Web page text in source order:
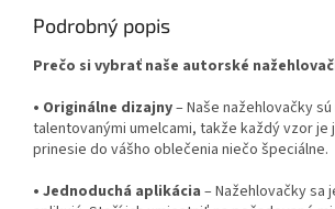
Podrobný popis
Prečo si vybrať naše autorské
• Originálne dizajny– Naše nažehlovačky
talentovanými umelcami, takže každý vzor je
prinesie do vášho oblečenia niečo špeciálne.
• Jednoduchá aplikácia – Nažehlovačky sa